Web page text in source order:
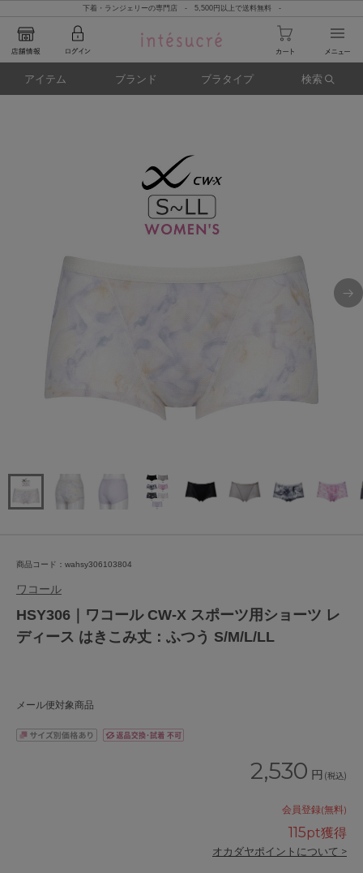
下着・ランジェリーの専門店 - 5,500円以上で送料無料 -
アイテム ブランド ブラタイプ 検索
商品コード：wahsy306103804
ワコール
HSY306｜ワコール CW-X スポーツ用ショーツ レ
ディース はきこみ丈：ふつう S/M/L/LL
メール便対象商品
2,530 円 (税込)
会員登録(無料)
115pt獲得
オカダヤポイントについて >